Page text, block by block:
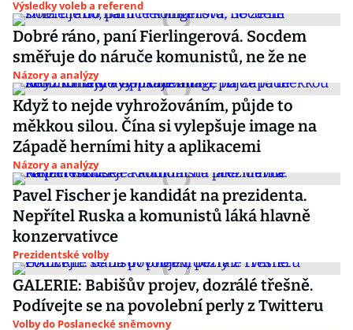
Výsledky voleb a referend
Dobré ráno, paní Fierlingerová. Socdem
směřuje do náruče komunistů, ne že ne
Názory a analýzy
Když to nejde vyhrožováním, půjde to
měkkou silou. Čína si vylepšuje image na
Západě herními hity a aplikacemi
Názory a analýzy
Pavel Fischer je kandidát na prezidenta.
Nepřítel Ruska a komunistů láká hlavně
konzervativce
Prezidentské volby
GALERIE: Babišův projev, dozrálé třešně.
Podívejte se na povolební perly z Twitteru
Volby do Poslanecké sněmovny